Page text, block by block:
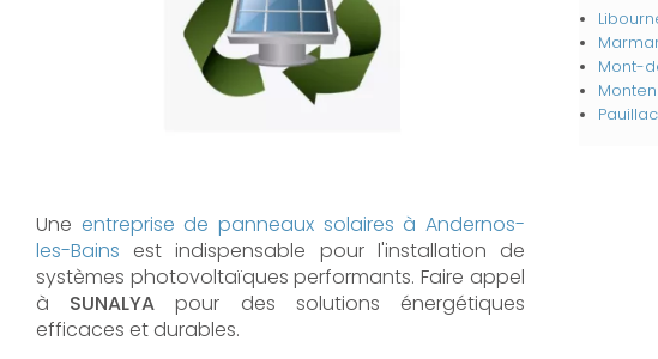
Une entreprise de panneaux solaires à Andernos-
les-Bains est indispensable pour l'installation de
systèmes photovoltaïques performants. Faire appel
à SUNALYA pour des solutions énergétiques
efficaces et durables.
Mont-
Pauillac